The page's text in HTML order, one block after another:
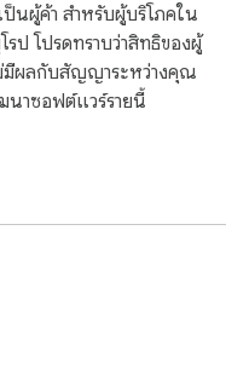
ป็นผู้ค้า สำหรับผู้บริโภคใน
ป โปรดทราบว่าสิทธิของผู้
มีผลกับสัญญาระหว่างคุณ
าซอฟต์แวร์รายนี้